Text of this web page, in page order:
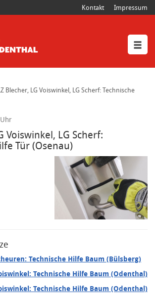
Kontakt Impressum
Blecher, LG Voiswinkel, LG Scherf: Technische
Voiswinkel, LG Scherf:
Tür (Osenau)
Technische Hilfe Baum (Bülsberg)
Technische Hilfe Baum (Odenthal)
Technische Hilfe Baum (Odenthal)